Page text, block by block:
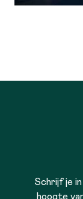
Schrijf je
hoogte